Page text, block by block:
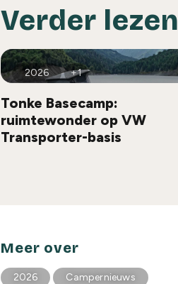
Verder lezen
2026 +1
Tonke Basecamp:
ruimtewonder op VW
Transporter-basis
Meer over
2026 Campernieuws